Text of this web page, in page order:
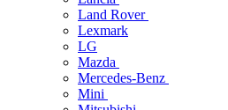
Land Rover
Lexmark
LG
Mazda
Mercedes-Benz
Mini